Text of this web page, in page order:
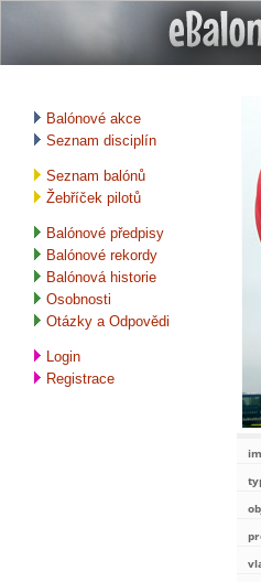
Balónové akce
Seznam disciplín
Seznam balónů
Žebříček pilotů
Balónové předpisy
Balónové rekordy
Balónová historie
Osobnosti
Otázky a Odpovědi
Login
Registrace